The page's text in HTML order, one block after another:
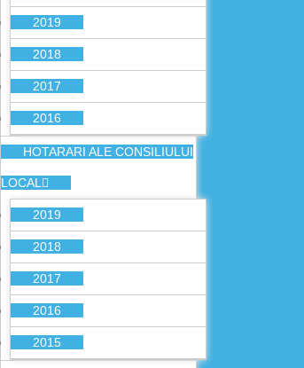
2019
2018
2017
2016
HOTARARI ALE CONSILIULUI
LOCAL
2019
2018
2017
2016
2015